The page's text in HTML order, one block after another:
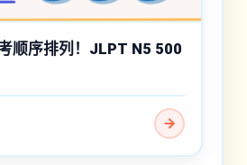
顺序排列！JLPT N5 500